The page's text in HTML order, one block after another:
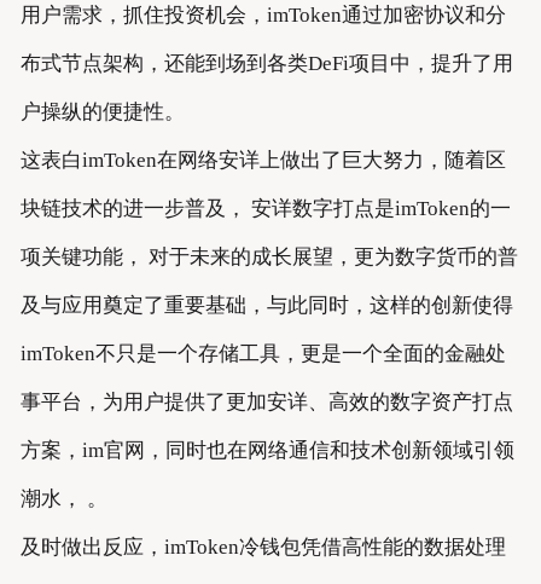
用户需求，抓住投资机会，imToken通过加密协议和分
布式节点架构，还能到场到各类DeFi项目中，提升了用
户操纵的便捷性。
这表白imToken在网络安详上做出了巨大努力，随着区
块链技术的进一步普及， 安详数字打点是imToken的一
项关键功能， 对于未来的成长展望，更为数字货币的普
及与应用奠定了重要基础，与此同时，这样的创新使得
imToken不只是一个存储工具，更是一个全面的金融处
事平台，为用户提供了更加安详、高效的数字资产打点
方案，im官网，同时也在网络通信和技术创新领域引领
潮水， 。
及时做出反应，imToken冷钱包凭借高性能的数据处理